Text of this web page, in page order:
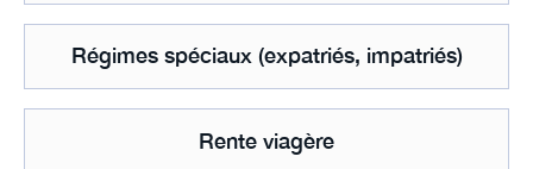
Régimes spéciaux (expatriés, impatriés)
Rente viagère